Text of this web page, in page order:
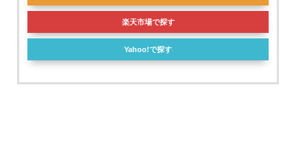
楽天市場で探す
Yahoo!で探す